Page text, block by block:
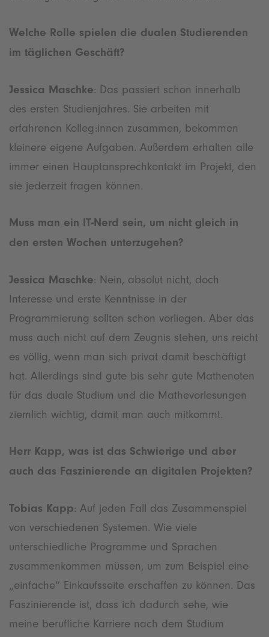
Welche Rolle spielen die dualen Studierenden
im täglichen Geschäft?
Jessica Maschke: Das passiert schon innerhalb
des ersten Studienjahres. Sie arbeiten mit
erfahrenen Kolleg:innen zusammen, bekommen
kleinere eigene Aufgaben. Außerdem erhalten alle
immer einen Hauptansprechkontakt im Projekt, den
sie jederzeit fragen können.
Muss man ein IT-Nerd sein, um nicht gleich in
den ersten Wochen unterzugehen?
Jessica Maschke: Nein, absolut nicht, doch
Interesse und erste Kenntnisse in der
Programmierung sollten schon vorliegen. Aber das
muss auch nicht auf dem Zeugnis stehen, uns reicht
es völlig, wenn man sich privat damit beschäftigt
hat. Allerdings sind gute bis sehr gute Mathenoten
für das duale Studium und die Mathevorlesungen
ziemlich wichtig, damit man auch mitkommt.
Herr Kapp, was ist das Schwierige und aber
auch das Faszinierende an digitalen Projekten?
Tobias Kapp: Auf jeden Fall das Zusammenspiel
von verschiedenen Systemen. Wie viele
unterschiedliche Programme und Sprachen
zusammenkommen müssen, um zum Beispiel eine
„einfache“ Einkaufsseite erschaffen zu können. Das
Faszinierende ist, dass ich dadurch sehe, wie
meine berufliche Karriere nach dem Studium